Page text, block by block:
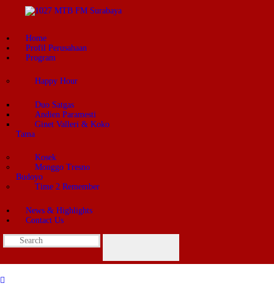
Home
Profil Perusahaan
Program
Happy Hour
Duo Satgas
Andien Paramesti
Ginet Valleri & Koko
Tama
Kosek
Monggo Tresno
Budoyo
Time 2 Remember
News & Highlights
Contact Us